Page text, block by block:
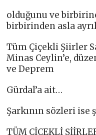
olduğunu ve
birbirinden asla
Tüm Çiçekli Şiirler
Minas Ceylin’e,
ve Deprem
Gürdal’a ait…
Şarkının sözleri ise
TÜM ÇİÇEKLİ